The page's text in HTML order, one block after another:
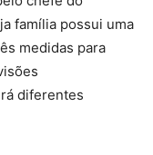
família possui uma
medidas para
diferentes